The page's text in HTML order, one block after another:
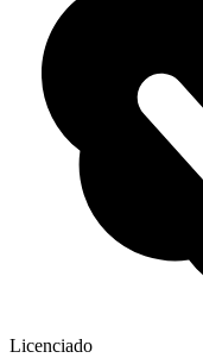
Licenciado